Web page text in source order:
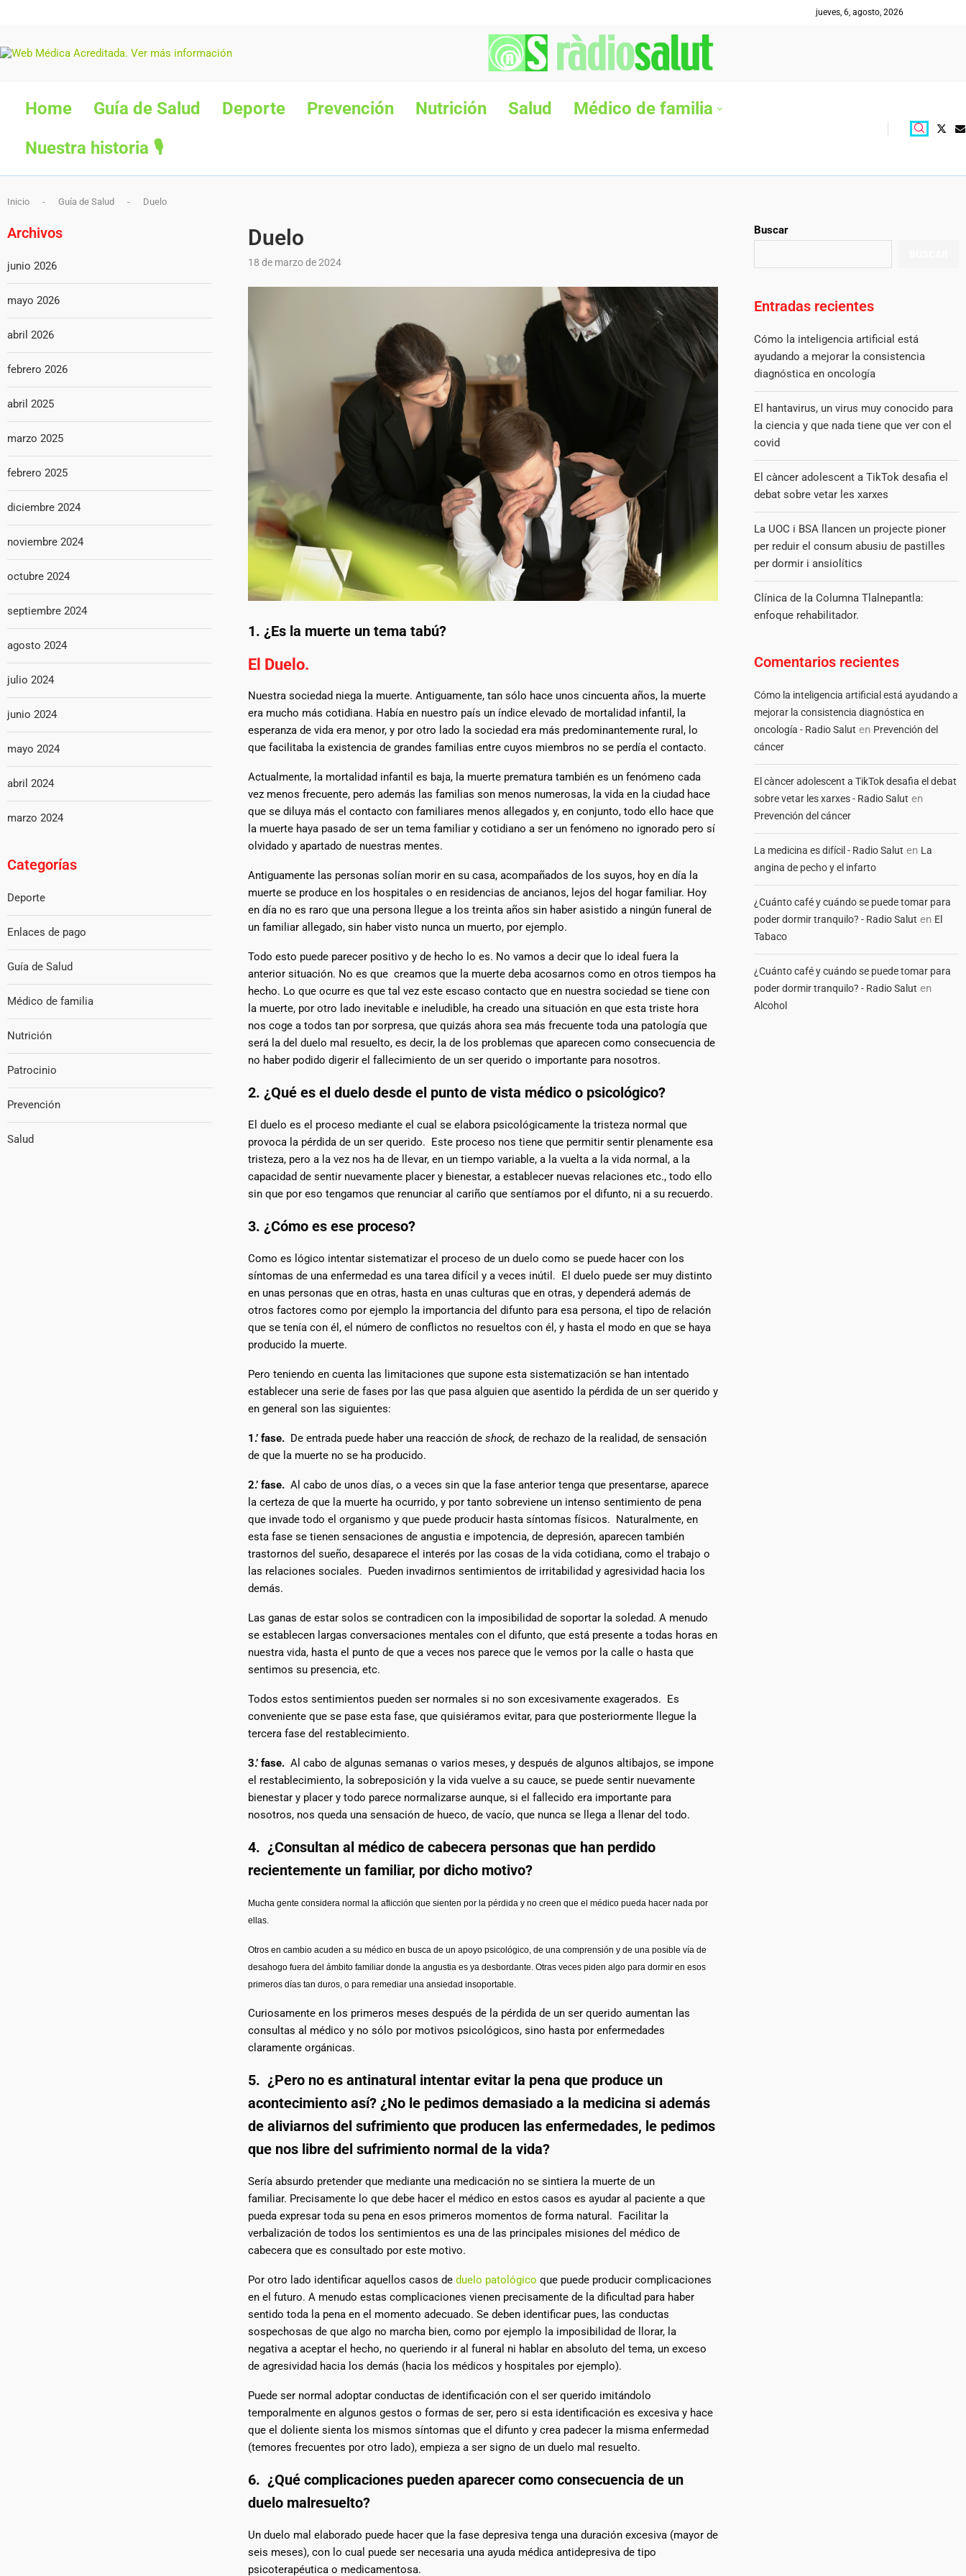
jueves, 6, agosto, 2026
Home Guía de Salud Deporte Prevención Nutrición Salud
Médico de familia
Nuestra historia 🎙
Inicio - Guía de Salud - Duelo
Duelo
18 de marzo de 2024
1. ¿Es la muerte un tema tabú?
El Duelo.
Nuestra sociedad niega la muerte. Antiguamente, tan sólo hace unos cincuenta años, la muerte
era mucho más cotidiana. Había en nuestro país un índice elevado de mortalidad infantil, la
esperanza de vida era menor, y por otro lado la sociedad era más predominantemente rural, lo
que facilitaba la existencia de grandes familias entre cuyos miembros no se perdía el contacto.
Actualmente, la mortalidad infantil es baja, la muerte prematura también es un fenómeno cada
vez menos frecuente, pero además las familias son menos numerosas, la vida en la ciudad hace
que se diluya más el contacto con familiares menos allegados y, en conjunto, todo ello hace que
la muerte haya pasado de ser un tema familiar y cotidiano a ser un fenómeno no ignorado pero sí
olvidado y apartado de nuestras mentes.
Antiguamente las personas solían morir en su casa, acompañados de los suyos, hoy en día la
muerte se produce en los hospitales o en residencias de ancianos, lejos del hogar familiar. Hoy
en día no es raro que una persona llegue a los treinta años sin haber asistido a ningún funeral de
un familiar allegado, sin haber visto nunca un muerto, por ejemplo.
Todo esto puede parecer positivo y de hecho lo es. No vamos a decir que lo ideal fuera la
anterior situación. No es que creamos que la muerte deba acosarnos como en otros tiempos ha
hecho. Lo que ocurre es que tal vez este escaso contacto que en nuestra sociedad se tiene con
la muerte, por otro lado inevitable e ineludible, ha creado una situación en que esta triste hora
nos coge a todos tan por sorpresa, que quizás ahora sea más frecuente toda una patología que
será la del duelo mal resuelto, es decir, la de los problemas que aparecen como consecuencia de
no haber podido digerir el fallecimiento de un ser querido o importante para nosotros.
2. ¿Qué es el duelo desde el punto de vista médico o psicológico?
El duelo es el proceso mediante el cual se elabora psicológicamente la tristeza normal que
provoca la pérdida de un ser querido. Este proceso nos tiene que permitir sentir plenamente esa
tristeza, pero a la vez nos ha de llevar, en un tiempo variable, a la vuelta a la vida normal, a la
capacidad de sentir nuevamente placer y bienestar, a establecer nuevas relaciones etc., todo ello
sin que por eso tengamos que renunciar al cariño que sentíamos por el difunto, ni a su recuerdo.
3. ¿Cómo es ese proceso?
Como es lógico intentar sistematizar el proceso de un duelo como se puede hacer con los
síntomas de una enfermedad es una tarea difícil y a veces inútil. El duelo puede ser muy distinto
en unas personas que en otras, hasta en unas culturas que en otras, y dependerá además de
otros factores como por ejemplo la importancia del difunto para esa persona, el tipo de relación
que se tenía con él, el número de conflictos no resueltos con él, y hasta el modo en que se haya
producido la muerte.
Pero teniendo en cuenta las limitaciones que supone esta sistematización se han intentado
establecer una serie de fases por las que pasa alguien que asentido la pérdida de un ser querido y
en general son las siguientes:
1.’ fase.De entrada puede haber una reacción de shock, de rechazo de la realidad, de sensación
de que la muerte no se ha producido.
2.’ fase.Al cabo de unos días, o a veces sin que la fase anterior tenga que presentarse, aparece
la certeza de que la muerte ha ocurrido, y por tanto sobreviene un intenso sentimiento de pena
que invade todo el organismo y que puede producir hasta síntomas físicos. Naturalmente, en
esta fase se tienen sensaciones de angustia e impotencia, de depresión, aparecen también
trastornos del sueño, desaparece el interés por las cosas de la vida cotidiana, como el trabajo o
las relaciones sociales. Pueden invadirnos sentimientos de irritabilidad y agresividad hacia los
demás.
Las ganas de estar solos se contradicen con la imposibilidad de soportar la soledad. A menudo
se establecen largas conversaciones mentales con el difunto, que está presente a todas horas en
nuestra vida, hasta el punto de que a veces nos parece que le vemos por la calle o hasta que
sentimos su presencia, etc.
Todos estos sentimientos pueden ser normales si no son excesivamente exagerados. Es
conveniente que se pase esta fase, que quisiéramos evitar, para que posteriormente llegue la
tercera fase del restablecimiento.
3.’ fase.Al cabo de algunas semanas o varios meses, y después de algunos altibajos, se impone
el restablecimiento, la sobreposición y la vida vuelve a su cauce, se puede sentir nuevamente
bienestar y placer y todo parece normalizarse aunque, si el fallecido era importante para
nosotros, nos queda una sensación de hueco, de vacío, que nunca se llega a llenar del todo.
4. ¿Consultan al médico de cabecera personas que han perdido
recientemente un familiar, por dicho motivo?
Mucha gente considera normal la aflicción que sienten por la pérdida y no creen que el médico pueda hacer nada por
ellas.
Otros en cambio acuden a su médico en busca de un apoyo psicológico, de una comprensión y de una posible vía de
desahogo fuera del ámbito familiar donde la angustia es ya desbordante. Otras veces piden algo para dormir en esos
primeros días tan duros, o para remediar una ansiedad insoportable.
Curiosamente en los primeros meses después de la pérdida de un ser querido aumentan las
consultas al médico y no sólo por motivos psicológicos, sino hasta por enfermedades
claramente orgánicas.
5. ¿Pero no es antinatural intentar evitar la pena que produce un
acontecimiento así? ¿No le pedimos demasiado a la medicina si además
de aliviarnos del sufrimiento que producen las enfermedades, le pedimos
que nos libre del sufrimiento normal de la vida?
Sería absurdo pretender que mediante una medicación no se sintiera la muerte de un
familiar. Precisamente lo que debe hacer el médico en estos casos es ayudar al paciente a que
pueda expresar toda su pena en esos primeros momentos de forma natural. Facilitar la
verbalización de todos los sentimientos es una de las principales misiones del médico de
cabecera que es consultado por este motivo.
Por otro lado identificar aquellos casos de duelo patológico que puede producir complicaciones
en el futuro. A menudo estas complicaciones vienen precisamente de la dificultad para haber
sentido toda la pena en el momento adecuado. Se deben identificar pues, las conductas
sospechosas de que algo no marcha bien, como por ejemplo la imposibilidad de llorar, la
negativa a aceptar el hecho, no queriendo ir al funeral ni hablar en absoluto del tema, un exceso
de agresividad hacia los demás (hacia los médicos y hospitales por ejemplo).
Puede ser normal adoptar conductas de identificación con el ser querido imitándolo
temporalmente en algunos gestos o formas de ser, pero si esta identificación es excesiva y hace
que el doliente sienta los mismos síntomas que el difunto y crea padecer la misma enfermedad
(temores frecuentes por otro lado), empieza a ser signo de un duelo mal resuelto.
6. ¿Qué complicaciones pueden aparecer como consecuencia de un
duelo malresuelto?
Un duelo mal elaborado puede hacer que la fase depresiva tenga una duración excesiva (mayor de
seis meses), con lo cual puede ser necesaria una ayuda médica antidepresiva de tipo
psicoterapéutica o medicamentosa.
Buscar
Entradas recientes
Cómo la inteligencia artificial está
ayudando a mejorar la consistencia
diagnóstica en oncología
El hantavirus, un virus muy conocido para
la ciencia y que nada tiene que ver con el
covid
El càncer adolescent a TikTok desafia el
debat sobre vetar les xarxes
La UOC i BSA llancen un projecte pioner
per reduir el consum abusiu de pastilles
per dormir i ansiolítics
Clínica de la Columna Tlalnepantla:
enfoque rehabilitador.
Comentarios recientes
Cómo la inteligencia artificial está ayudando a
mejorar la consistencia diagnóstica en
oncología - Radio Salut en Prevención del
cáncer
El càncer adolescent a TikTok desafia el debat
sobre vetar les xarxes - Radio Salut en
Prevención del cáncer
La medicina es difícil - Radio Salut en La
angina de pecho y el infarto
¿Cuánto café y cuándo se puede tomar para
poder dormir tranquilo? - Radio Salut en El
Tabaco
¿Cuánto café y cuándo se puede tomar para
poder dormir tranquilo? - Radio Salut en
Alcohol
Archivos
junio 2026
mayo 2026
abril 2026
febrero 2026
abril 2025
marzo 2025
febrero 2025
diciembre 2024
noviembre 2024
octubre 2024
septiembre 2024
agosto 2024
julio 2024
junio 2024
mayo 2024
abril 2024
marzo 2024
Categorías
Deporte
Enlaces de pago
Guía de Salud
Médico de familia
Nutrición
Patrocinio
Prevención
Salud